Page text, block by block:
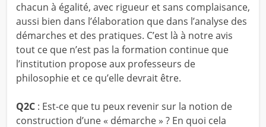
chacun à égalité, avec rigueur et sans complaisance,
aussi bien dans l’élaboration que dans l’analyse des
démarches et des pratiques. C’est là à notre avis
tout ce que n’est pas la formation continue que
l’institution propose aux professeurs de
philosophie et ce qu’elle devrait être.
Q2C: Est-ce que tu peux revenir sur la notion de
construction d’une « démarche » ? En quoi cela